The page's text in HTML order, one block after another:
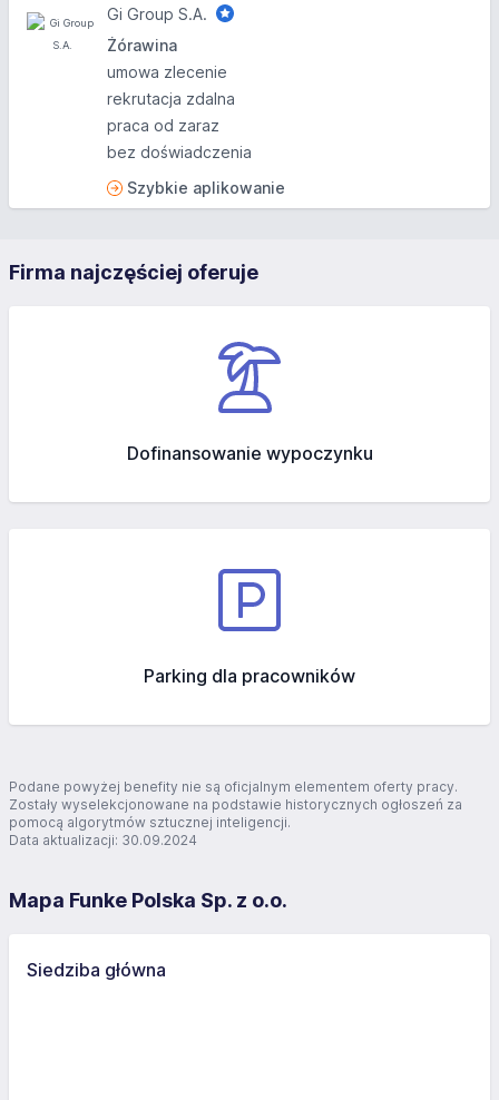
Gi Group S.A.
Żórawina
umowa zlecenie
rekrutacja zdalna
praca od zaraz
bez doświadczenia
Szybkie aplikowanie
Firma najczęściej oferuje
Dofinansowanie wypoczynku
Parking dla pracowników
Podane powyżej benefity nie są oficjalnym elementem oferty pracy.
Zostały wyselekcjonowane na podstawie historycznych ogłoszeń za
pomocą algorytmów sztucznej inteligencji.
Data aktualizacji: 30.09.2024
Mapa Funke Polska Sp. z o.o.
Siedziba główna